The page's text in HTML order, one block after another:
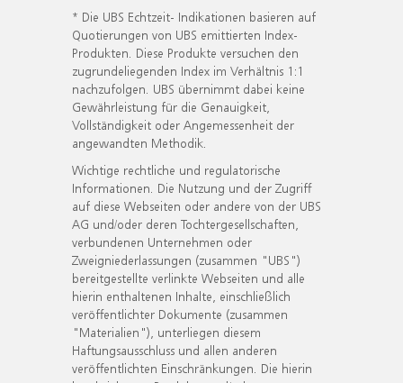
* Die UBS Echtzeit- Indikationen basieren auf
Quotierungen von UBS emittierten Index-
Produkten. Diese Produkte versuchen den
zugrundeliegenden Index im Verhältnis 1:1
nachzufolgen. UBS übernimmt dabei keine
Gewährleistung für die Genauigkeit,
Vollständigkeit oder Angemessenheit der
angewandten Methodik.
Wichtige rechtliche und regulatorische
Informationen. Die Nutzung und der Zugriff
auf diese Webseiten oder andere von der UBS
AG und/oder deren Tochtergesellschaften,
verbundenen Unternehmen oder
Zweigniederlassungen (zusammen "UBS")
bereitgestellte verlinkte Webseiten und alle
hierin enthaltenen Inhalte, einschließlich
veröffentlichter Dokumente (zusammen
"Materialien"), unterliegen diesem
Haftungsausschluss und allen anderen
veröffentlichten Einschränkungen. Die hierin